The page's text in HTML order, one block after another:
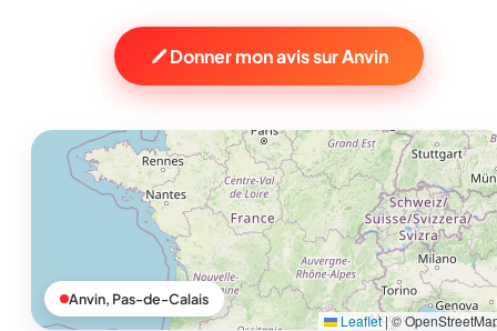
Donner mon avis sur Anvin
Leaflet|©
Anvin, Pas-de-Calais